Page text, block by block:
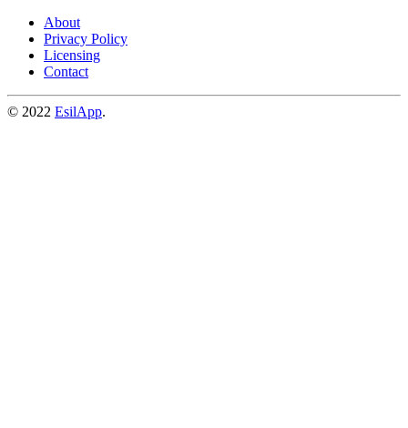
About
Privacy Policy
Licensing
Contact
© 2022 EsilApp.